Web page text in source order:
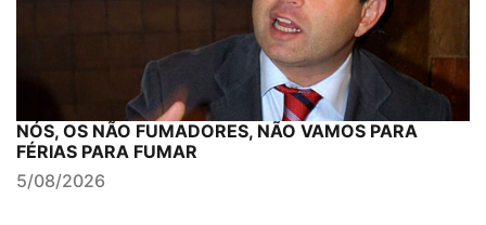
NÓS, OS NÃO FUMADORES, NÃO VAMOS PARA
FÉRIAS PARA FUMAR
5/08/2026